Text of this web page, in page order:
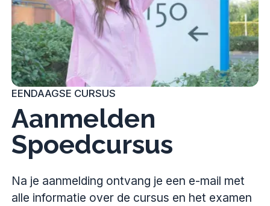
EENDAAGSE CURSUS
Aanmelden
Spoedcursus
Na je aanmelding ontvang je een e-mail met
alle informatie over de cursus en het examen